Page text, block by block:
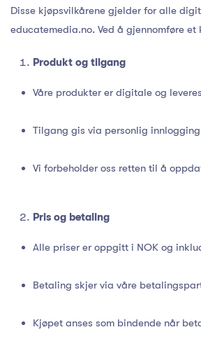
Disse kjøpsvilkårene gjelder for alle
educatemedia.no. Ved å gjennomføre
Produkt og tilgang
Våre produkter er digitale og
Tilgang gis via personlig
Vi forbeholder oss retten til å
Pris og betaling
Alle priser er oppgitt i NOK og
Betaling skjer via våre
Kjøpet anses som bindende når